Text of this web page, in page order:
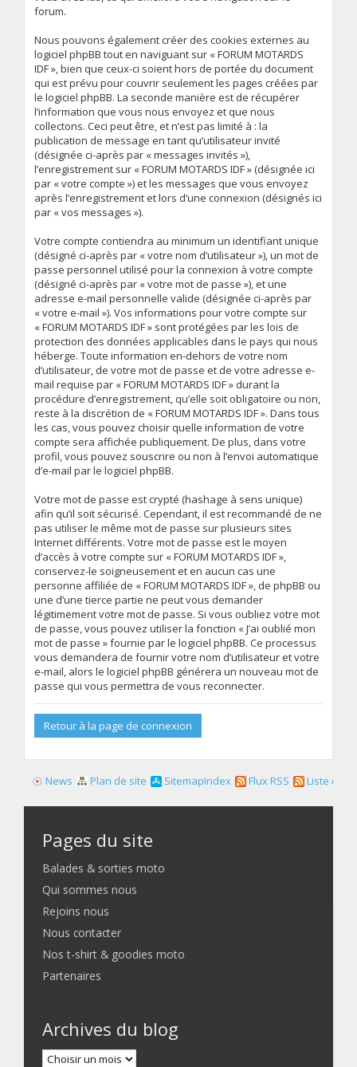
forum.
Nous pouvons également créer des cookies externes au
logiciel phpBB tout en naviguant sur « FORUM MOTARDS
IDF », bien que ceux-ci soient hors de portée du document
qui est prévu pour couvrir seulement les pages créées par
le logiciel phpBB. La seconde manière est de récupérer
l’information que vous nous envoyez et que nous
collectons. Ceci peut être, et n’est pas limité à : la
publication de message en tant qu’utilisateur invité
(désignée ci-après par « messages invités »),
l’enregistrement sur « FORUM MOTARDS IDF » (désignée ici
par « votre compte ») et les messages que vous envoyez
après l’enregistrement et lors d’une connexion (désignés ici
par « vos messages »).
Votre compte contiendra au minimum un identifiant unique
(désigné ci-après par « votre nom d’utilisateur »), un mot de
passe personnel utilisé pour la connexion à votre compte
(désigné ci-après par « votre mot de passe »), et une
adresse e-mail personnelle valide (désignée ci-après par
« votre e-mail »). Vos informations pour votre compte sur
« FORUM MOTARDS IDF » sont protégées par les lois de
protection des données applicables dans le pays qui nous
héberge. Toute information en-dehors de votre nom
d’utilisateur, de votre mot de passe et de votre adresse e-
mail requise par « FORUM MOTARDS IDF » durant la
procédure d’enregistrement, qu’elle soit obligatoire ou non,
reste à la discrétion de « FORUM MOTARDS IDF ». Dans tous
les cas, vous pouvez choisir quelle information de votre
compte sera affichée publiquement. De plus, dans votre
profil, vous pouvez souscrire ou non à l’envoi automatique
d’e-mail par le logiciel phpBB.
Votre mot de passe est crypté (hashage à sens unique)
afin qu’il soit sécurisé. Cependant, il est recommandé de ne
pas utiliser le même mot de passe sur plusieurs sites
Internet différents. Votre mot de passe est le moyen
d’accès à votre compte sur « FORUM MOTARDS IDF »,
conservez-le soigneusement et en aucun cas une
personne affiliée de « FORUM MOTARDS IDF », de phpBB ou
une d’une tierce partie ne peut vous demander
légitimement votre mot de passe. Si vous oubliez votre mot
de passe, vous pouvez utiliser la fonction « J’ai oublié mon
mot de passe » fournie par le logiciel phpBB. Ce processus
vous demandera de fournir votre nom d’utilisateur et votre
e-mail, alors le logiciel phpBB générera un nouveau mot de
passe qui vous permettra de vous reconnecter.
Retour à la page de connexion
News Plan de site SitemapIndex Flux RSS Liste des
Pages du site
Balades & sorties moto
Qui sommes nous
Rejoins nous
Nous contacter
Nos t-shirt & goodies moto
Partenaires
Archives du blog